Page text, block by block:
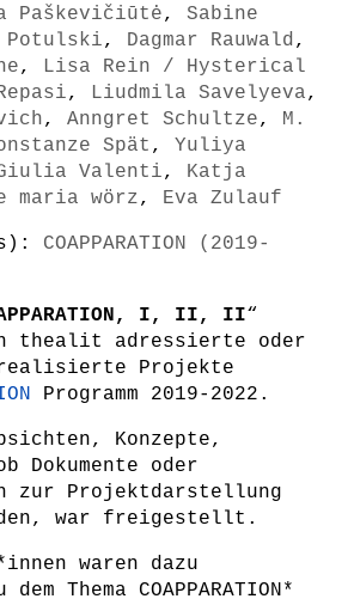
Paškevičiūtė, Sabine
Potulski, Dagmar Rauwald,
, Lisa Rein / Hysterical
, Liudmila Savelyeva,
, Anngret Schultze, M.
Spät , Yuliya
Valenti, Katja
maria wörz, Eva Zulauf
COAPPARATION (2019-
I, II, II“
thealit adressierte oder
Projekte
Programm 2019-2022.
Konzepte,
Dokumente oder
zur Projektdarstellung
war freigestellt.
waren dazu
Thema COAPPARATION*